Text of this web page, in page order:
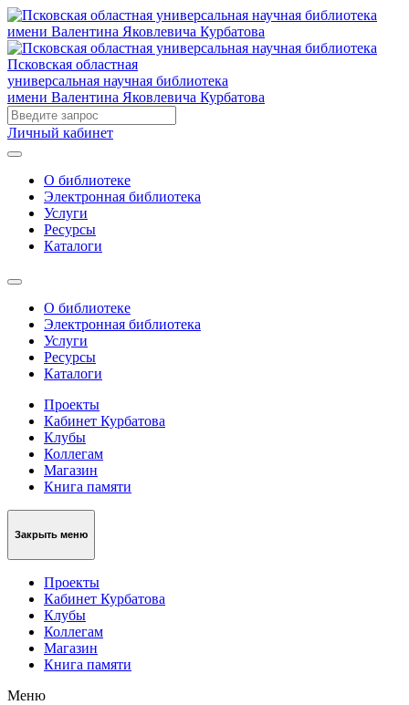
Псковская областная
универсальная научная библиотека
имени Валентина Яковлевича Курбатова
Личный кабинет
О библиотеке
Электронная библиотека
Услуги
Ресурсы
Каталоги
О библиотеке
Электронная библиотека
Услуги
Ресурсы
Каталоги
Проекты
Кабинет Курбатова
Клубы
Коллегам
Магазин
Книга памяти
Закрыть меню
Проекты
Кабинет Курбатова
Клубы
Коллегам
Магазин
Книга памяти
Меню